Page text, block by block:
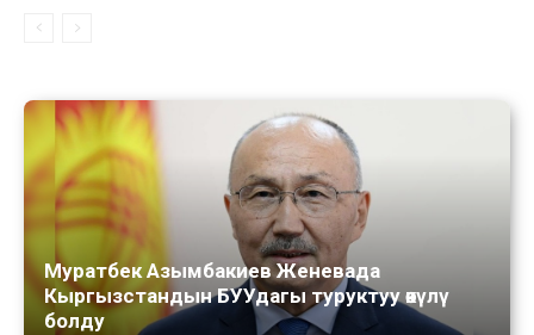
Муратбек Азымбакиев Женевада
Кыргызстандын БУУдагы туруктуу өкүлү
болду